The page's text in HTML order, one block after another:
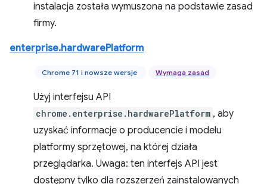
instalacja została wymuszona na podstawie zasad
firmy.
enterprise.hardwarePlatform
Chrome 71 i nowsze wersje Wymaga zasad
Użyj interfejsu API
chrome.enterprise.hardwarePlatform , aby
uzyskać informacje o producencie i modelu
platformy sprzętowej, na której działa
przeglądarka. Uwaga: ten interfejs API jest
dostępny tylko dla rozszerzeń zainstalowanych